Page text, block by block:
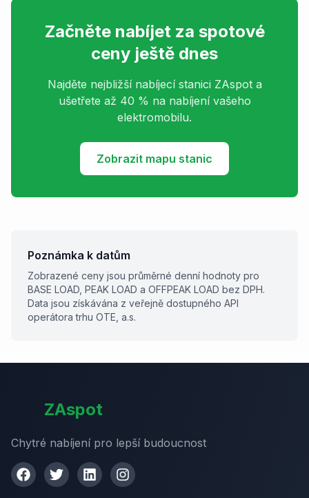
Začněte nabíjet za spotové
ceny ještě dnes
Najděte nejbližší nabíjecí stanici ZAspot a
ušetřete až 40 % na nabíjení vašeho
elektromobilu.
Zobrazit mapu stanic
Poznámka k datům
Zobrazené ceny jsou průměrné denní hodnoty pro
BASE LOAD, PEAK LOAD a OFFPEAK LOAD bez DPH.
Data jsou získávána z veřejně dostupného API
operátora trhu OTE, a.s.
ZAspot
Chytré nabíjení pro lepší budoucnost